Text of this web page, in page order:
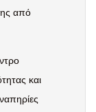
από
και